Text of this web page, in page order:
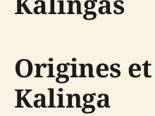
Origines
Kalinga